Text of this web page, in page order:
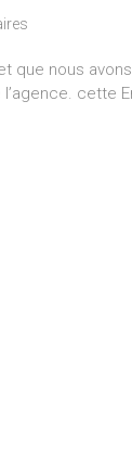
que nous
cette